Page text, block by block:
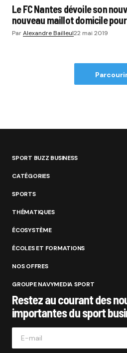
Le FC Nantes dévoile son
nouveau maillot domicile
ParAlexandre Bailleul22 mai 2019
SPORT BUZZ BUSINESS
CATÉGORIES
SPORTS
THÉMATIQUES
ÉCOSYSTÈME
ÉCOLES ET FORMATIONS
NOS OFFRES
GROUPE NAVYMEDIA SPORT
Restez au courant des
importantes du sport